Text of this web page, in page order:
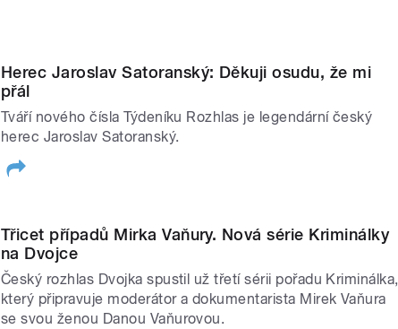
Herec Jaroslav Satoranský: Děkuji osudu, že mi
přál
Tváří nového čísla Týdeníku Rozhlas je legendární český
herec Jaroslav Satoranský.
Třicet případů Mirka Vaňury. Nová série Kriminálky
na Dvojce
Český rozhlas Dvojka spustil už třetí sérii pořadu Kriminálka,
který připravuje moderátor a dokumentarista Mirek Vaňura
se svou ženou Danou Vaňurovou.